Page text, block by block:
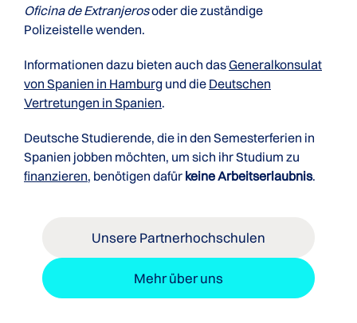
Oficina de Extranjerosoder die zuständige
Polizeistelle wenden.
Informationen dazu bieten auch dasGeneralkonsulat
von Spanien in Hamburg und die Deutschen
Vertretungen in Spanien.
Deutsche Studierende, die in den Semesterferien in
Spanien jobben möchten, um sich ihr Studium zu
finanzieren, benötigen dafür keine Arbeitserlaubnis.
Unsere Partnerhochschulen
Mehr über uns